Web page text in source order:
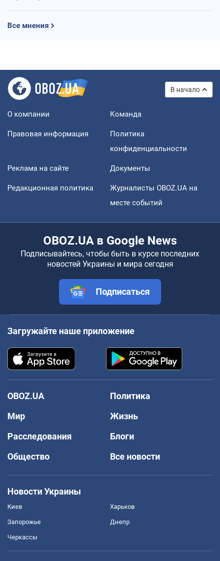
Все мнения
В начало
О компании Команда
Правовая информация
Политика
конфиденциальности
Реклама на сайте Документы
Редакционная политика
Журналисты OBOZ.UA на
месте событий
OBOZ.UA в Google News
Подписывайтесь, чтобы быть в курсе последних
новостей Украины и мира сегодня
Подписаться
Загружайте наше приложение
OBOZ.UA
Политика
Мир
Жизнь
Расследования
Блоги
Общество
Все новости
Новости Украины
Киев Харьков
Запорожье Днепр
Черкассы